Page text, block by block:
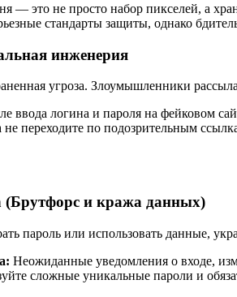
— это не просто набор пикселей, а
стандарты защиты, однако
инженерия
угроза. Злоумышленники
ввода логина и пароля на фейковом
не переходите по подозрительным
(Брутфорс и кража данных)
пароль или использовать данные,
Неожиданные уведомления о входе,
сложные уникальные пароли и